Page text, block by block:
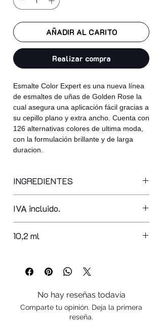
AÑADIR AL CARITO
Realizar compra
Esmalte Color Expert es una nueva línea
de esmaltes de uñas de Golden Rose la
cual asegura una aplicación fácil gracias a
su cepillo plano y extra ancho. Cuenta con
126 alternativas colores de ultima moda,
con la formulación brillante y de larga
duracion.
INGREDIENTES
nitrocellulose, adipic acid/neopentyl
glycol/trimellitic anhydride copolymer,
acetyl tributyl citrate, isopropyl
styrene/acrylates copolymer, n-butyl
alcohol, silica, benzophenone-1,
trimethylpentanediyl dibenzoate,
polyvinyl butyral
IVA incluido.
10,2 ml
No hay reseñas todavía
Comparte tu opinión. Deja la primera
reseña.